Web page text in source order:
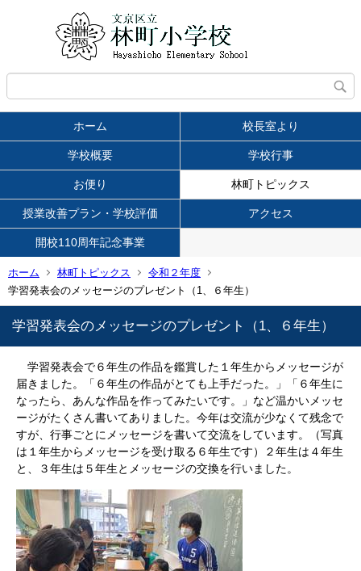
ホーム 校長室より
学校概要 学校行事
お便り 林町トピックス
授業改善プラン・学校評価 アクセス
開校110周年記念事業
ホーム 林町トピックス
令和２年度
学習発表会のメッセージのプレゼント（1、６年生）
学習発表会のメッセージのプレゼント（1、６年生）
学習発表会で６年生の作品を鑑賞した１年生からメッセージが
届きました。「６年生の作品がとても上手だった。」「６年生に
なったら、あんな作品を作ってみたいです。」など温かいメッセ
ージがたくさん書いてありました。今年は交流が少なくて残念で
すが、行事ごとにメッセージを書いて交流をしています。（写真
は１年生からメッセージを受け取る６年生です）２年生は４年生
と、３年生は５年生とメッセージの交換を行いました。